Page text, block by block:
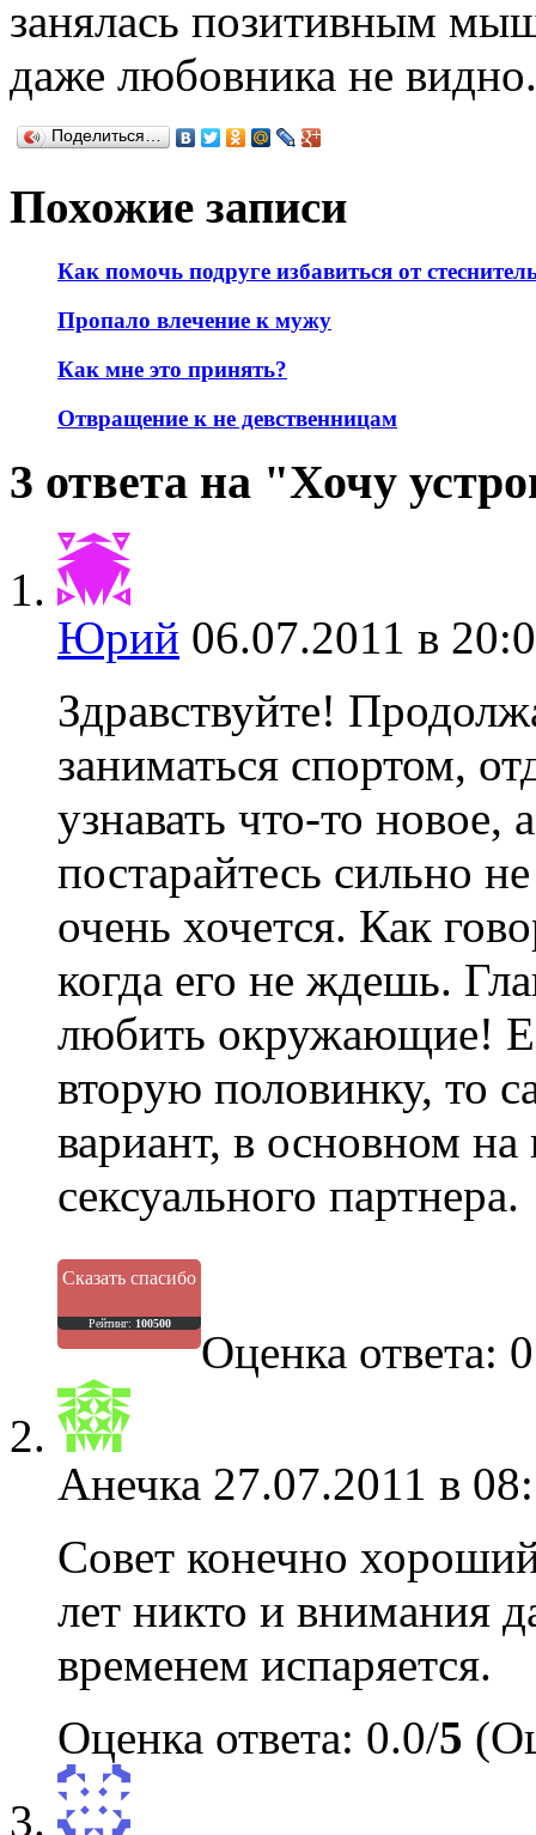
занялась позитивным
даже любовника не
Поделиться…
Похожие записи
Как помочь подруге избавиться от
Пропало влечение к мужу
Как мне это принять?
Отвращение к не девственницам
3 ответа на "Хочу
Юрий 06.07.2011 в
Здравствуйте!
заниматься спортом,
узнавать что-то
постарайтесь сильно
очень хочется. Как
когда его не ждешь.
любить окружающие!
вторую половинку, то
вариант, в основном
сексуального партнера.
Сказать спасибо
Рейтинг: 100500
Оценка ответа:
Анечка 27.07.2011 в
Совет конечно
лет никто и внимания
временем испаряется.
Оценка ответа: 0.0/5